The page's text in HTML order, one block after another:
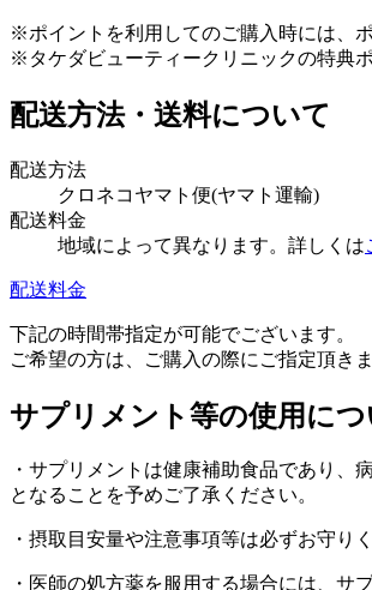
※ポイントを利用してのご購入時には、
※タケダビューティークリニックの特典
配送方法・送料について
配送方法
クロネコヤマト便(ヤマト運輸)
配送料金
地域によって異なります。詳しくは
配送料金
下記の時間帯指定が可能でございます。
ご希望の方は、ご購入の際にご指定頂き
サプリメント等の使用につ
・サプリメントは健康補助食品であり
となることを予めご了承ください。
・摂取目安量や注意事項等は必ずお守り
・医師の処方薬を服用する場合には、サ